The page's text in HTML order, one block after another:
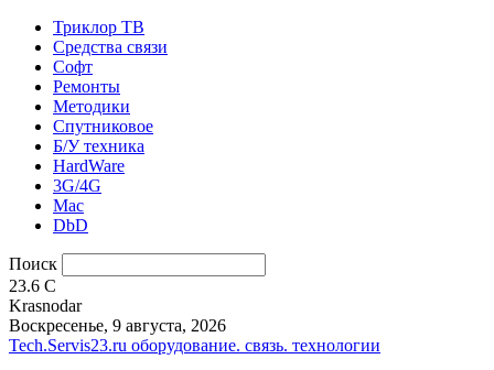
Триклор ТВ
Средства связи
Софт
Ремонты
Методики
Спутниковое
Б/У техника
HardWare
3G/4G
Mac
DbD
Поиск
23.6 C
Krasnodar
Воскресенье, 9 августа, 2026
Tech.Servis23.ru оборудование. связь. технологии